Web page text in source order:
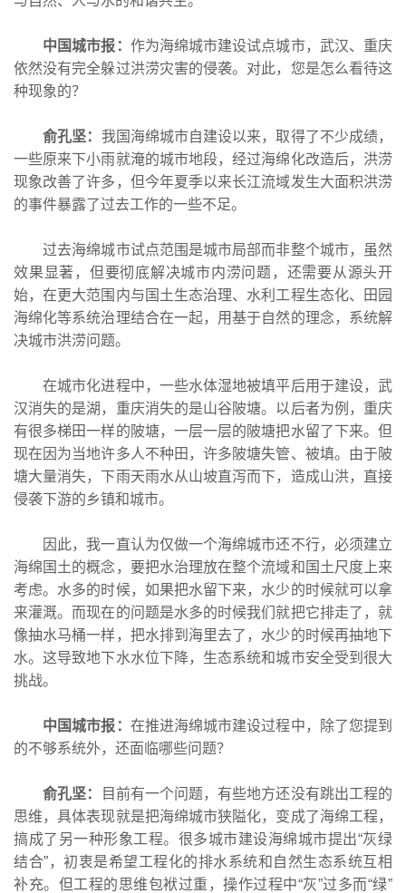
中国城市报： 作为海绵城市建设试点城市，武汉、重庆
依然没有完全躲过洪涝灾害的侵袭。对此，您是怎么看待这
种现象的？
俞孔坚： 我国海绵城市自建设以来，取得了不少成绩，
一些原来下小雨就淹的城市地段，经过海绵化改造后，洪涝
现象改善了许多，但今年夏季以来长江流域发生大面积洪涝
的事件暴露了过去工作的一些不足。
过去海绵城市试点范围是城市局部而非整个城市，虽然
效果显著，但要彻底解决城市内涝问题，还需要从源头开
始，在更大范围内与国土生态治理、水利工程生态化、田园
海绵化等系统治理结合在一起，用基于自然的理念，系统解
决城市洪涝问题。
在城市化进程中，一些水体湿地被填平后用于建设，武
汉消失的是湖，重庆消失的是山谷陂塘。以后者为例，重庆
有很多梯田一样的陂塘，一层一层的陂塘把水留了下来。但
现在因为当地许多人不种田，许多陂塘失管、被填。由于陂
塘大量消失，下雨天雨水从山坡直泻而下，造成山洪，直接
侵袭下游的乡镇和城市。
因此，我一直认为仅做一个海绵城市还不行，必须建立
海绵国土的概念，要把水治理放在整个流域和国土尺度上来
考虑。水多的时候，如果把水留下来，水少的时候就可以拿
来灌溉。而现在的问题是水多的时候我们就把它排走了，就
像抽水马桶一样，把水排到海里去了，水少的时候再抽地下
水。这导致地下水水位下降，生态系统和城市安全受到很大
挑战。
中国城市报： 在推进海绵城市建设过程中，除了您提到
的不够系统外，还面临哪些问题？
俞孔坚：
目前有一个问题，有些地方还没有跳出工程的
思维，具体表现就是把海绵城市狭隘化，变成了海绵工程，
搞成了另一种形象工程。很多城市建设海绵城市提出“灰绿
结合”，初衷是希望工程化的排水系统和自然生态系统互相
补充。但工程的思维包袱过重，操作过程中“灰”过多而“绿”